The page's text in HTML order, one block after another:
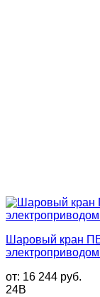
Шаровый кран
от: 16 244 руб.
24В